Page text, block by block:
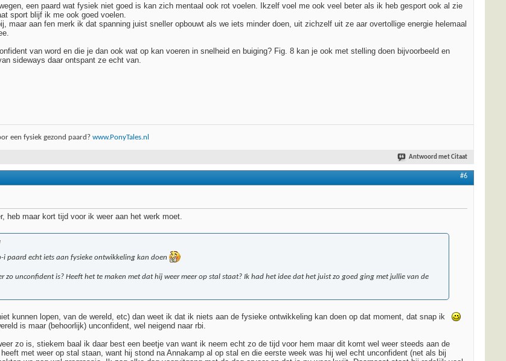
een paard wat fysiek niet goed is kan zich mentaal ook rot voelen. Ikzelf voel me ook veel beter als ik heb gesport ook al zie
sport blijf ik me ook goed voelen.
maar aan fen merk ik dat spanning juist sneller opbouwt als we iets minder doen, uit zichzelf uit ze aar overtollige energie helemaal
van word en die je dan ook wat op kan voeren in snelheid en buiging? Fig. 8 kan je ook met stelling doen bijvoorbeeld en
sideways daar ontspant ze echt van.
een fysiek gezond paard? www.PonyTales.nl
Antwoord met Citaat
#6
heb maar kort tijd voor ik weer aan het werk moet.
i paard echt iets aan fysieke ontwikkeling kan doen
zo unconfident is? Heeft het te maken met dat hij weer meer op stal staat? Ik had het idee dat het juist zo goed ging met jullie van de
kunnen lopen, van de wereld, etc) dan weet ik dat ik niets aan de fysieke ontwikkeling kan doen op dat moment, dat snap ik
is maar (behoorlijk) unconfident, wel neigend naar rbi.
zo is, stiekem baal ik daar best een beetje van want ik neem echt zo de tijd voor hem maar dit komt wel weer steeds aan de
met weer op stal staan, want hij stond na Annakamp al op stal en die eerste week was hij wel echt unconfident (net als bij